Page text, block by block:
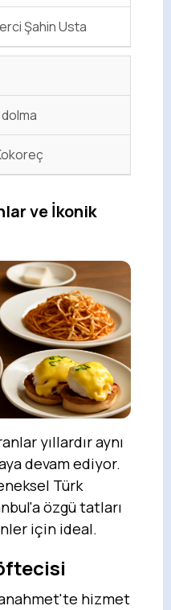
Şahin Usta
ve İkonik
yıllardır aynı
devam ediyor.
Türk
özgü tatları
için ideal.
hizmet